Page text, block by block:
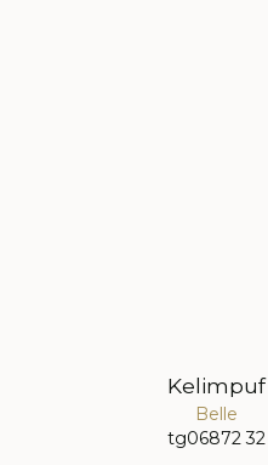
Kelimpuf
Belle
tg06872 32